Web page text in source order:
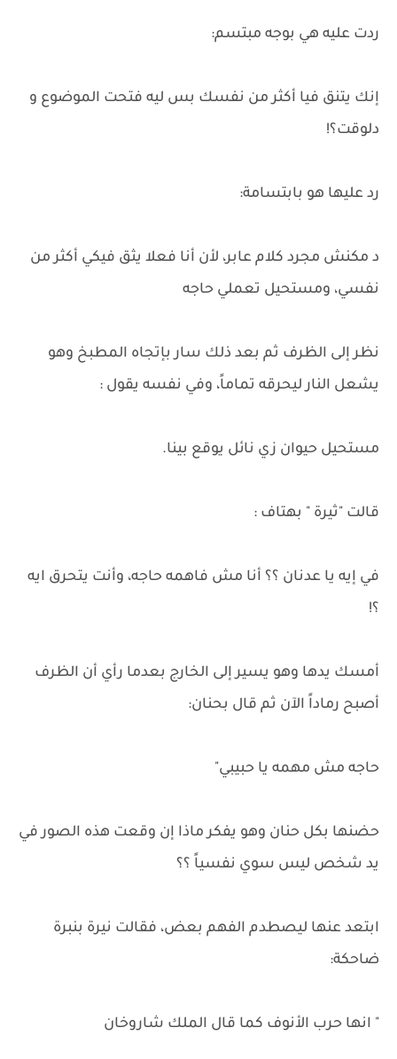
ردت عليه هي بوجه مبتسم:
إنك يتنق فيا أكثر من نفسك بس ليه فتحت الموضوع و
دلوقت؟!
رد عليها هو بابتسامة:
د مكنش مجرد كلام عابر، لأن أنا فعلا يثق فيكي أكثر من
نفسي، ومستحيل تعملي حاجه
نظر إلى الظرف ثم بعد ذلك سار بإتجاه المطبخ وهو
يشعل النار ليحرقه تماماً، وفي نفسه يقول :
مستحيل حيوان زي نائل يوقع بينا.
قالت "ثيرة " بهتاف :
في إيه يا عدنان ؟؟ أنا مش فاهمه حاجه، وأنت يتحرق ايه
؟!
أمسك يدها وهو يسير إلى الخارج بعدما رأي أن الظرف
أصبح رماداً الآن ثم قال بحنان:
حاجه مش مهمه يا حبيبي"
حضنها بكل حنان وهو يفكر ماذا إن وقعت هذه الصور في
يد شخص ليس سوي نفسياً ؟؟
ابتعد عنها ليصطدم الفهم بعض، فقالت نيرة بنبرة
ضاحكة:
" انها حرب الأنوف كما قال الملك شاروخان